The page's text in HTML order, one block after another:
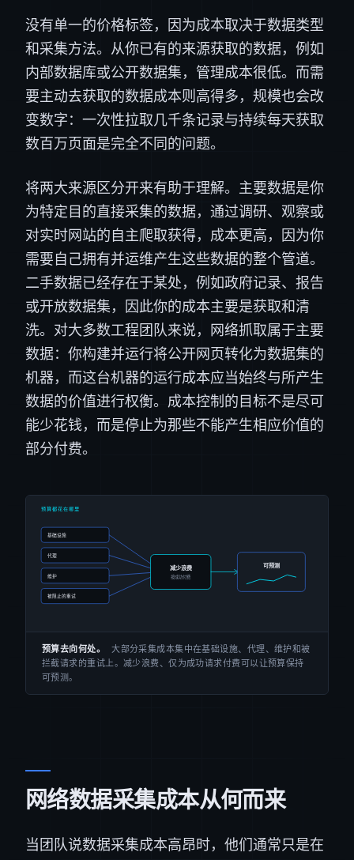
没有单一的价格标签，因为成本取决于数据类型
和采集方法。从你已有的来源获取的数据，例如
内部数据库或公开数据集，管理成本很低。而需
要主动去获取的数据成本则高得多，规模也会改
变数字：一次性拉取几千条记录与持续每天获取
数百万页面是完全不同的问题。
将两大来源区分开来有助于理解。主要数据是你
为特定目的直接采集的数据，通过调研、观察或
对实时网站的自主爬取获得，成本更高，因为你
需要自己拥有并运维产生这些数据的整个管道。
二手数据已经存在于某处，例如政府记录、报告
或开放数据集，因此你的成本主要是获取和清
洗。对大多数工程团队来说，网络抓取属于主要
数据：你构建并运行将公开网页转化为数据集的
机器，而这台机器的运行成本应当始终与所产生
数据的价值进行权衡。成本控制的目标不是尽可
能少花钱，而是停止为那些不能产生相应价值的
部分付费。
预算去向何处。
大部分采集成本集中在基础设施、代理、维护和被
拦截请求的重试上。减少浪费、仅为成功请求付费可以让预算保持
可预测。
网络数据采集成本从何而来
当团队说数据采集成本高昂时，他们通常只是在